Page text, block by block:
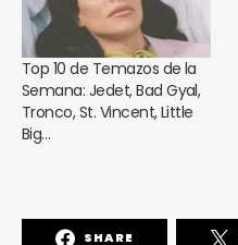
Top 10 de Temazos de la
Semana: Jedet, Bad Gyal,
Tronco, St. Vincent, Little
Big…
SHARE